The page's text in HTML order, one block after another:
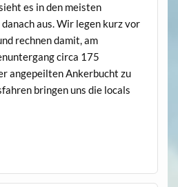
es in den meisten
aus. Wir legen kurz vor
rechnen damit, am
circa 175
angepeilten Ankerbucht zu
bringen uns die locals